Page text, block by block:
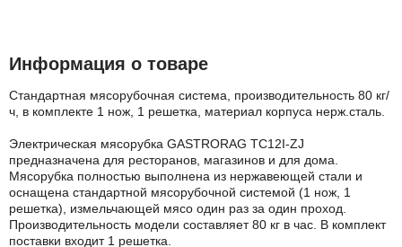
Информация о товаре
Стандартная мясорубочная система, производительность 80 кг/
ч, в комплекте 1 нож, 1 решетка, материал корпуса нерж.сталь.
Электрическая мясорубка GASTRORAG TC12I-ZJ
предназначена для ресторанов, магазинов и для дома.
Мясорубка полностью выполнена из нержавеющей стали и
оснащена стандартной мясорубочной системой (1 нож, 1
решетка), измельчающей мясо один раз за один проход.
Производительность модели составляет 80 кг в час. В комплект
поставки входит 1 решетка.